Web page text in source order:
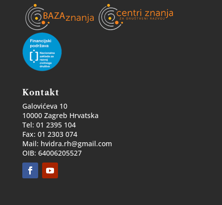
Kontakt
Galovićeva 10
10000 Zagreb Hrvatska
Tel: 01 2395 104
Fax: 01 2303 074
Mail: hvidra.rh@gmail.com
OIB: 64006205527